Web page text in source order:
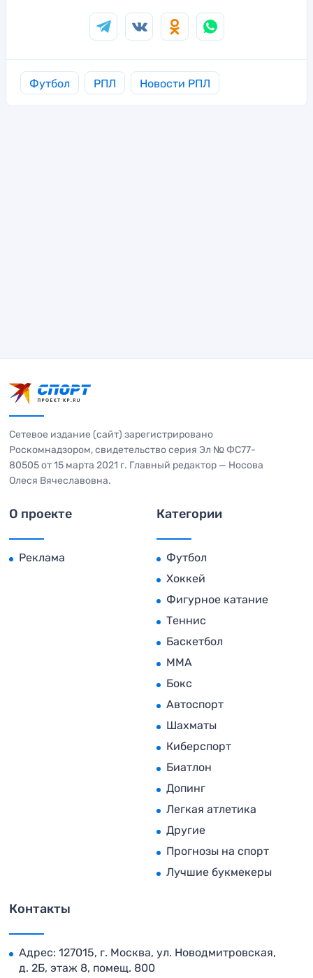
Футбол РПЛ Новости РПЛ
Сетевое издание (сайт) зарегистрировано
Роскомнадзором, свидетельство серия Эл № ФС77-
80505 от 15 марта 2021 г. Главный редактор — Носова
Олеся Вячеславовна.
О проекте
Реклама
Категории
Футбол
Хоккей
Фигурное катание
Теннис
Баскетбол
MMA
Бокс
Автоспорт
Шахматы
Киберспорт
Биатлон
Допинг
Легкая атлетика
Другие
Прогнозы на спорт
Лучшие букмекеры
Контакты
Адрес: 127015, г. Москва, ул. Новодмитровская,
д. 2Б, этаж 8, помещ. 800